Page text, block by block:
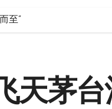
至”
天茅台